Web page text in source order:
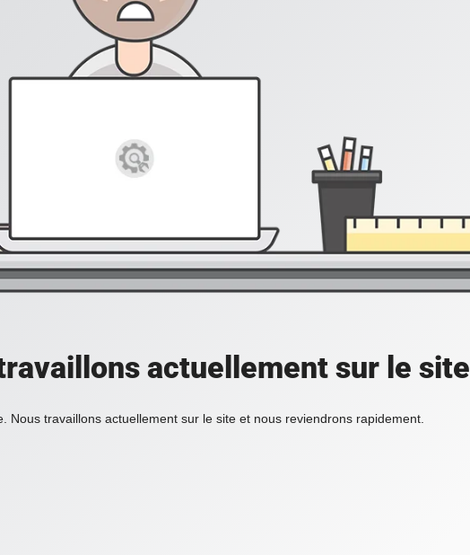
actuellement sur le site
Nous travaillons actuellement sur le site et nous reviendrons rapidement.